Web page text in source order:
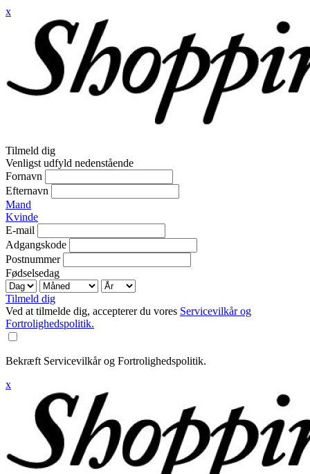
x
Tilmeld dig
Venligst udfyld nedenstående
Fornavn
Efternavn
Mand
Kvinde
E-mail
Adgangskode
Postnummer
Fødselsedag
Tilmeld dig
Ved at tilmelde dig, accepterer du vores Servicevilkår og
Fortrolighedspolitik.
Bekræft Servicevilkår og Fortrolighedspolitik.
x